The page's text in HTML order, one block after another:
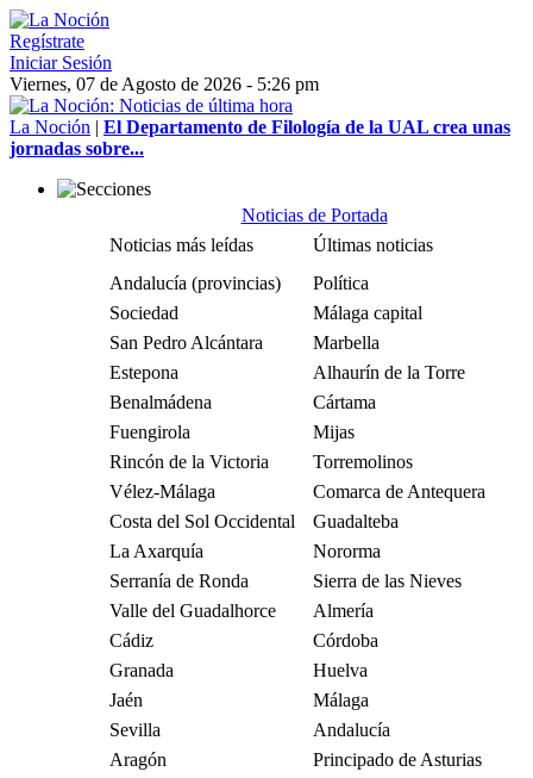
Regístrate
Iniciar Sesión
Viernes, 07 de Agosto de 2026 - 5:26 pm
La Noción | El Departamento de Filología de la UAL crea unas
jornadas sobre...
Noticias de Portada
Noticias más leídas
Últimas noticias
Andalucía (provincias)
Política
Sociedad
Málaga capital
San Pedro Alcántara
Marbella
Estepona
Alhaurín de la Torre
Benalmádena
Cártama
Fuengirola
Mijas
Rincón de la Victoria
Torremolinos
Vélez-Málaga
Comarca de Antequera
Costa del Sol Occidental
Guadalteba
La Axarquía
Nororma
Serranía de Ronda
Sierra de las Nieves
Valle del Guadalhorce
Almería
Cádiz
Córdoba
Granada
Huelva
Jaén
Málaga
Sevilla
Andalucía
Aragón
Principado de Asturias